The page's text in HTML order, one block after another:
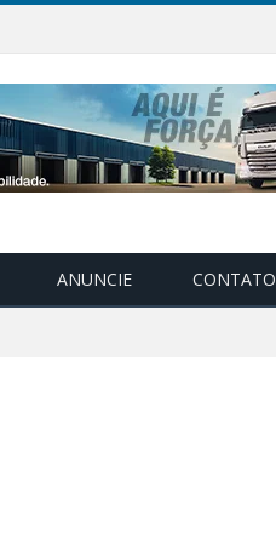
ANUNCIE CONTATO